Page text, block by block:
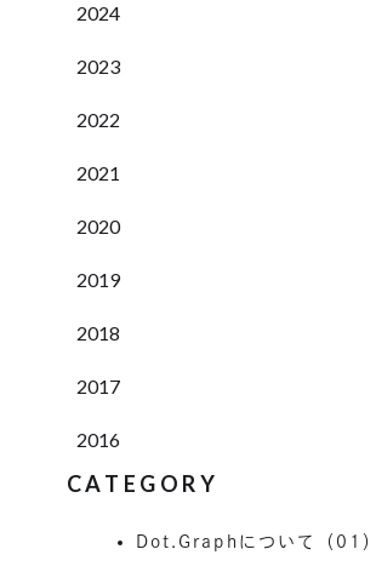
2024
2023
2022
2021
2020
2019
2018
2017
2016
CATEGORY
Dot.Graphについて（01）